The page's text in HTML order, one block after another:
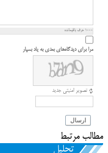
1000 حرف باقیمانده
مرا برای دیدگاه‌های بعدی به یاد بسپار
تصویر امنیتی جدید
ارسال
مطالب مرتبط
تحلیل